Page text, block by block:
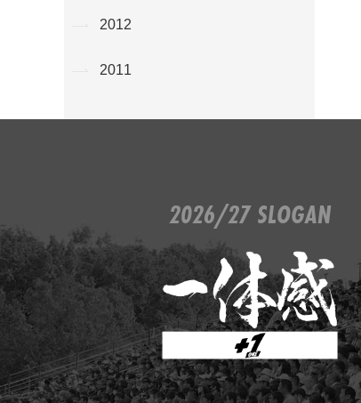
2012
2011
2026/27 SLOGAN